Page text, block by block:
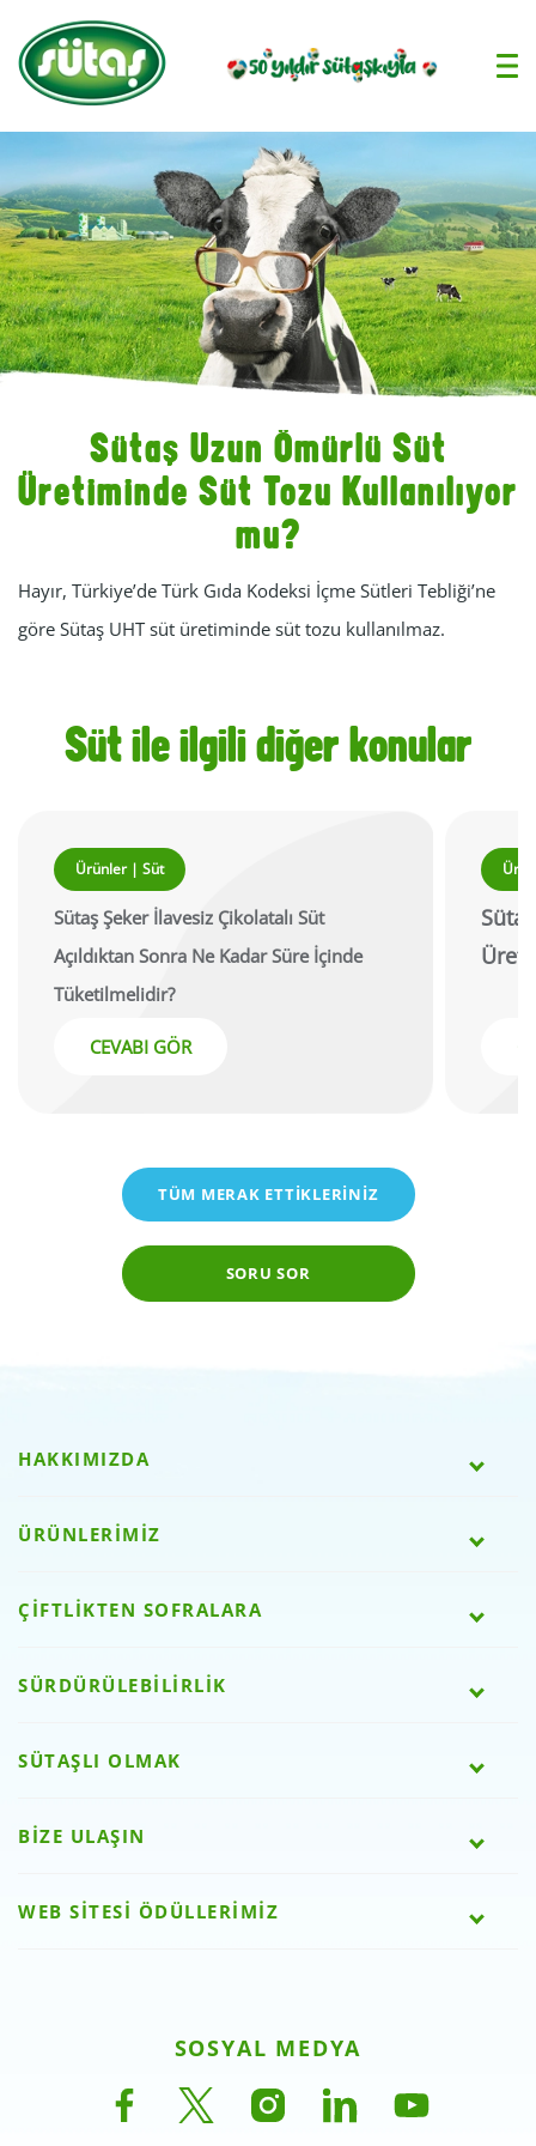
Sütaş Uzun Ömürlü Süt
Üretiminde Süt Tozu Kullanılıyor
mu?
Hayır, Türkiye’de Türk Gıda Kodeksi İçme Sütleri Tebliği’ne
göre Sütaş UHT süt üretiminde süt tozu kullanılmaz.
Süt ile ilgili diğer konular
Ürünler | Süt
Sütaş Şeker İlavesiz Çikolatalı Süt
Açıldıktan Sonra Ne Kadar Süre İçinde
Tüketilmelidir?
CEVABI GÖR
TÜM MERAK ETTİKLERİNİZ
SORU SOR
HAKKIMIZDA
ÜRÜNLERİMİZ
ÇİFTLİKTEN SOFRALARA
SÜRDÜRÜLEBİLİRLİK
SÜTAŞLI OLMAK
BİZE ULAŞIN
WEB SİTESİ ÖDÜLLERİMİZ
SOSYAL MEDYA